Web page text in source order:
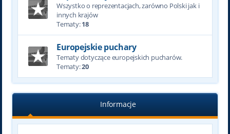
Wszystko o reprezentacjach, zarówno Polski jak i
innych krajów
Tematy:18
Europejskie puchary
Tematy dotyczące europejskich pucharów.
Tematy:20
Informacje